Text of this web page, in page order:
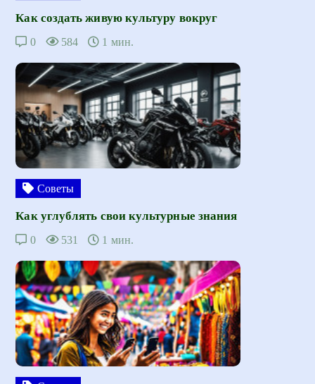
Как создать живую культуру вокруг
0 584 1 мин.
Советы
Как углублять свои культурные знания
0 531 1 мин.